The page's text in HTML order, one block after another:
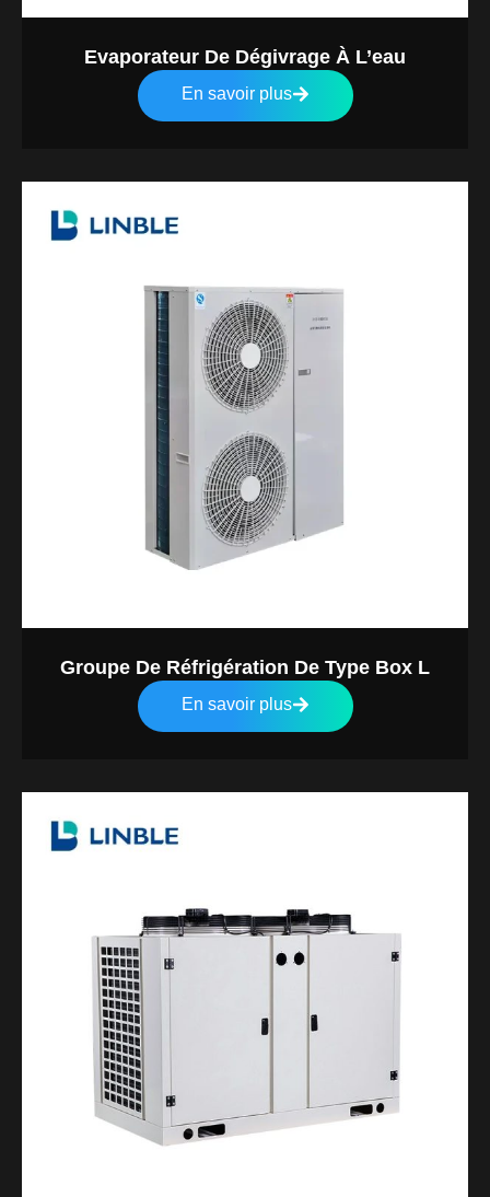
Evaporateur De Dégivrage À L’eau
En savoir plus
Groupe De Réfrigération De Type Box L
En savoir plus